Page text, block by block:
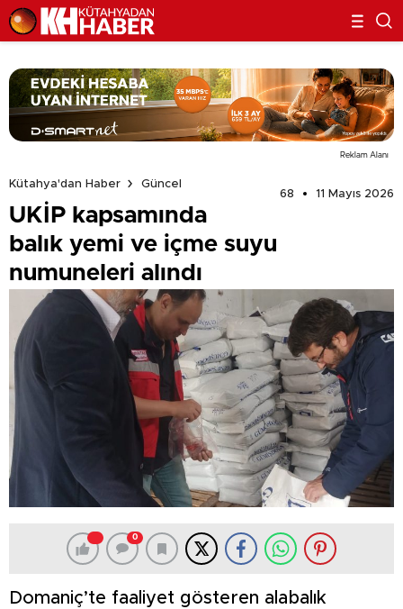
Reklam Alanı
Kütahya'dan Haber
Güncel
68
11 Mayıs 2026
UKİP kapsamında
balık yemi ve içme suyu
numuneleri alındı
0
Domaniç’te faaliyet gösteren alabalık